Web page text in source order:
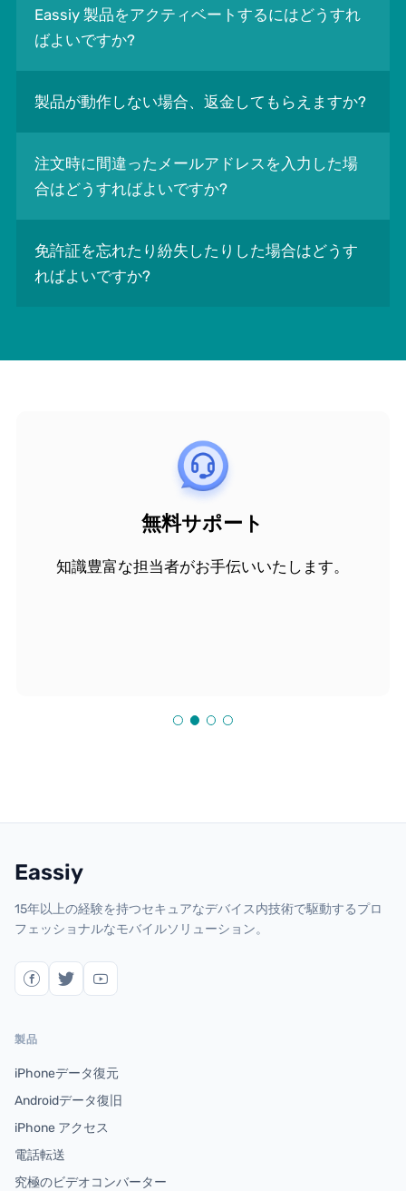
Eassiy 製品をアクティベートするにはどうすれ
ばよいですか?
製品が動作しない場合、返金してもらえますか?
注文時に間違ったメールアドレスを入力した場
合はどうすればよいですか?
免許証を忘れたり紛失したりした場合はどうす
ればよいですか?
無料サポート
知識豊富な担当者がお手伝いいたします。
Eassiy
15年以上の経験を持つセキュアなデバイス内技術で駆動するプロ
フェッショナルなモバイルソリューション。
製品
iPhoneデータ復元
Androidデータ復旧
iPhone アクセス
電話転送
究極のビデオコンバーター